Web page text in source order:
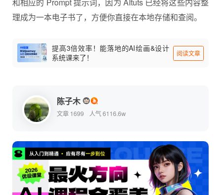
理成为一本电子书了，方便你直接在本地存储和查阅。
提高3倍效率！能落地的AI绘画&设计
系统课来了！
阅读文章
陈子木
文章 1699 人气 6116.6w